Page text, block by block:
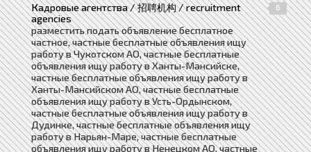
Кадровые агентства / 招聘机构 / recruitment
agencies
6
разместить подать объявление бесплатное
частное, частные бесплатные объявления ищу
работу в Чукотском АО, частные бесплатные
объявления ищу работу в Ханты-Мансийске,
частные бесплатные объявления ищу работу в
Ханты-Мансийском АО, частные бесплатные
объявления ищу работу в Усть-Ордынском,
частные бесплатные объявления ищу работу в
Дудинке, частные бесплатные объявления ищу
работу в Нарьян-Маре, частные бесплатные
объявления ищу работу в Ненецком АО, частные